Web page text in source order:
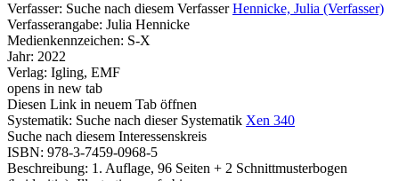
Verfasser: Suche nach diesem Verfasser Hennicke, Julia (Verfasser)
Verfasserangabe: Julia Hennicke
Medienkennzeichen: S-X
Jahr: 2022
Verlag: Igling, EMF
opens in new tab
Diesen Link in neuem Tab öffnen
Systematik: Suche nach dieser Systematik Xen 340
Suche nach diesem Interessenskreis
ISBN: 978-3-7459-0968-5
Beschreibung: 1. Auflage, 96 Seiten + 2 Schnittmusterbogen